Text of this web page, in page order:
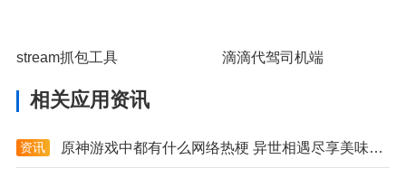
stream抓包工具 滴滴代驾司机端
相关应用资讯
资讯 原神游戏中都有什么网络热梗 异世相遇尽享美味是什么梗